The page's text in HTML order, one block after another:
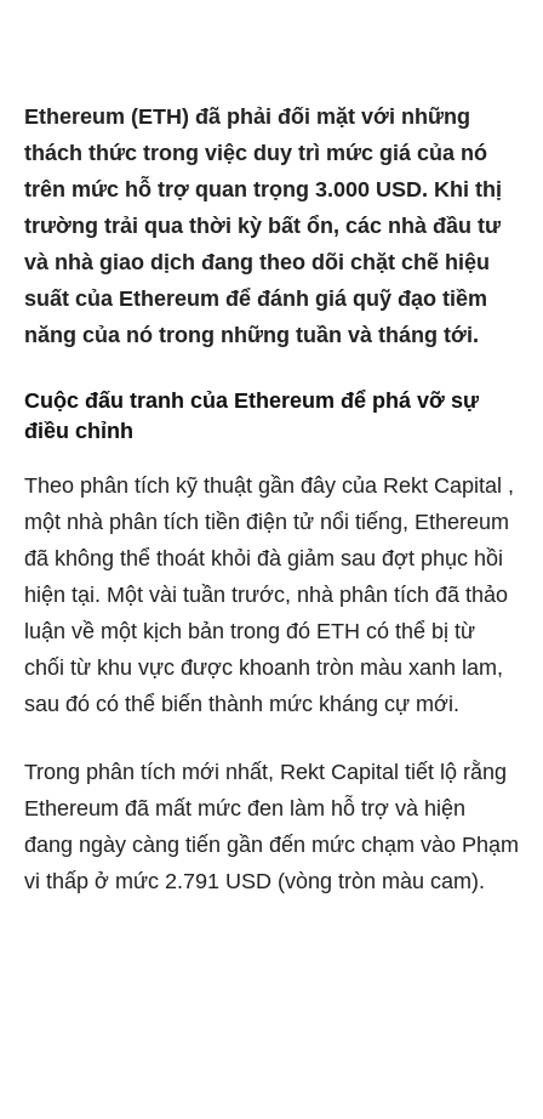
Ethereum (ETH) đã phải đối mặt với những
thách thức trong việc duy trì mức giá của nó
trên mức hỗ trợ quan trọng 3.000 USD. Khi thị
trường trải qua thời kỳ bất ổn, các nhà đầu tư
và nhà giao dịch đang theo dõi chặt chẽ hiệu
suất của Ethereum để đánh giá quỹ đạo tiềm
năng của nó trong những tuần và tháng tới.
Cuộc đấu tranh của Ethereum để phá vỡ sự
điều chỉnh
Theo phân tích kỹ thuật gần đây của Rekt Capital ,
một nhà phân tích tiền điện tử nổi tiếng, Ethereum
đã không thể thoát khỏi đà giảm sau đợt phục hồi
hiện tại. Một vài tuần trước, nhà phân tích đã thảo
luận về một kịch bản trong đó ETH có thể bị từ
chối từ khu vực được khoanh tròn màu xanh lam,
sau đó có thể biến thành mức kháng cự mới.
Trong phân tích mới nhất, Rekt Capital tiết lộ rằng
Ethereum đã mất mức đen làm hỗ trợ và hiện
đang ngày càng tiến gần đến mức chạm vào Phạm
vi thấp ở mức 2.791 USD (vòng tròn màu cam).